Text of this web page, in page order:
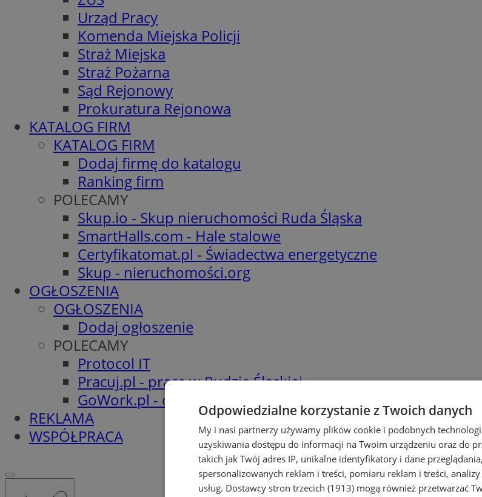
Urząd Pracy
Komenda Miejska Policji
Straż Miejska
Straż Pożarna
Sąd Rejonowy
Prokuratura Rejonowa
KATALOG FIRM
KATALOG FIRM
Dodaj firmę do katalogu
Ranking firm
POLECAMY
Skup.io - Skup nieruchomości Ruda Śląska
SmartHalls.com - Hale stalowe
Certyfikatomat.pl - Świadectwa energetyczne
Skup - nieruchomości.org
OGŁOSZENIA
OGŁOSZENIA
Dodaj ogłoszenie
POLECAMY
Protocol IT
Pracuj.pl - praca w Rudzie Śląskiej
GoWork.pl - oferty pracy
REKLAMA
WSPÓŁPRACA
Odpowiedzialne korzystanie z Twoich danych
My i nasi partnerzy używamy plików cookie i podobnych
uzyskiwania dostępu do informacji na Twoim urządzeniu oraz do
takich jak Twój adres IP, unikalne identyfikatory i dane
spersonalizowanych reklam i treści, pomiaru reklam i treści,
usług. Dostawcy stron trzecich (1913) mogą również przetwarzać